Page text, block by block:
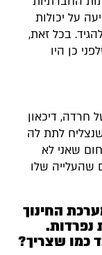
על יכולות
בכל זאת,
להיות דבוקים למסך 24/7 כשלפני כן היו
חרדה, דיכאון
לתת לה
שאני לא
שהעלייה שלו
החינוך
נפרדות.
כמו שצריך?